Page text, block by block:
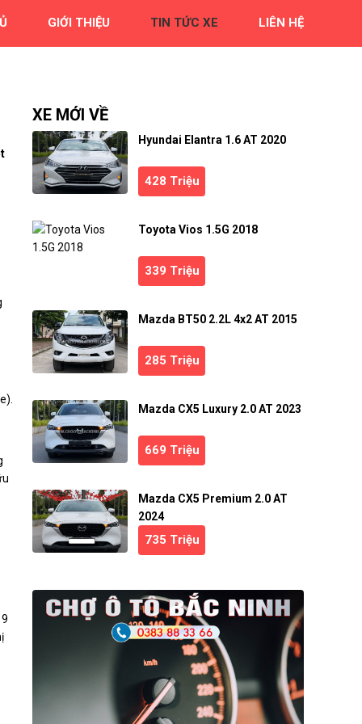
GIỚI THIỆU TIN TỨC XE LIÊN HỆ
XE MỚI VỀ
Hyundai Elantra 1.6 AT 2020
428 Triệu
Toyota Vios 1.5G 2018
339 Triệu
Mazda BT50 2.2L 4x2 AT 2015
285 Triệu
Mazda CX5 Luxury 2.0 AT 2023
669 Triệu
Mazda CX5 Premium 2.0 AT
2024
735 Triệu